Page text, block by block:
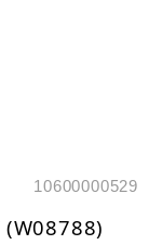
10600000529
(W08788)